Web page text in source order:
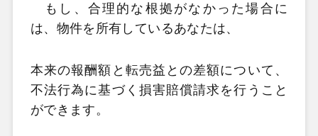
もし、合理的な根拠がなかった場合に
は、物件を所有しているあなたは、
本来の報酬額と転売益との差額について、
不法行為に基づく損害賠償請求を行うこと
ができます。